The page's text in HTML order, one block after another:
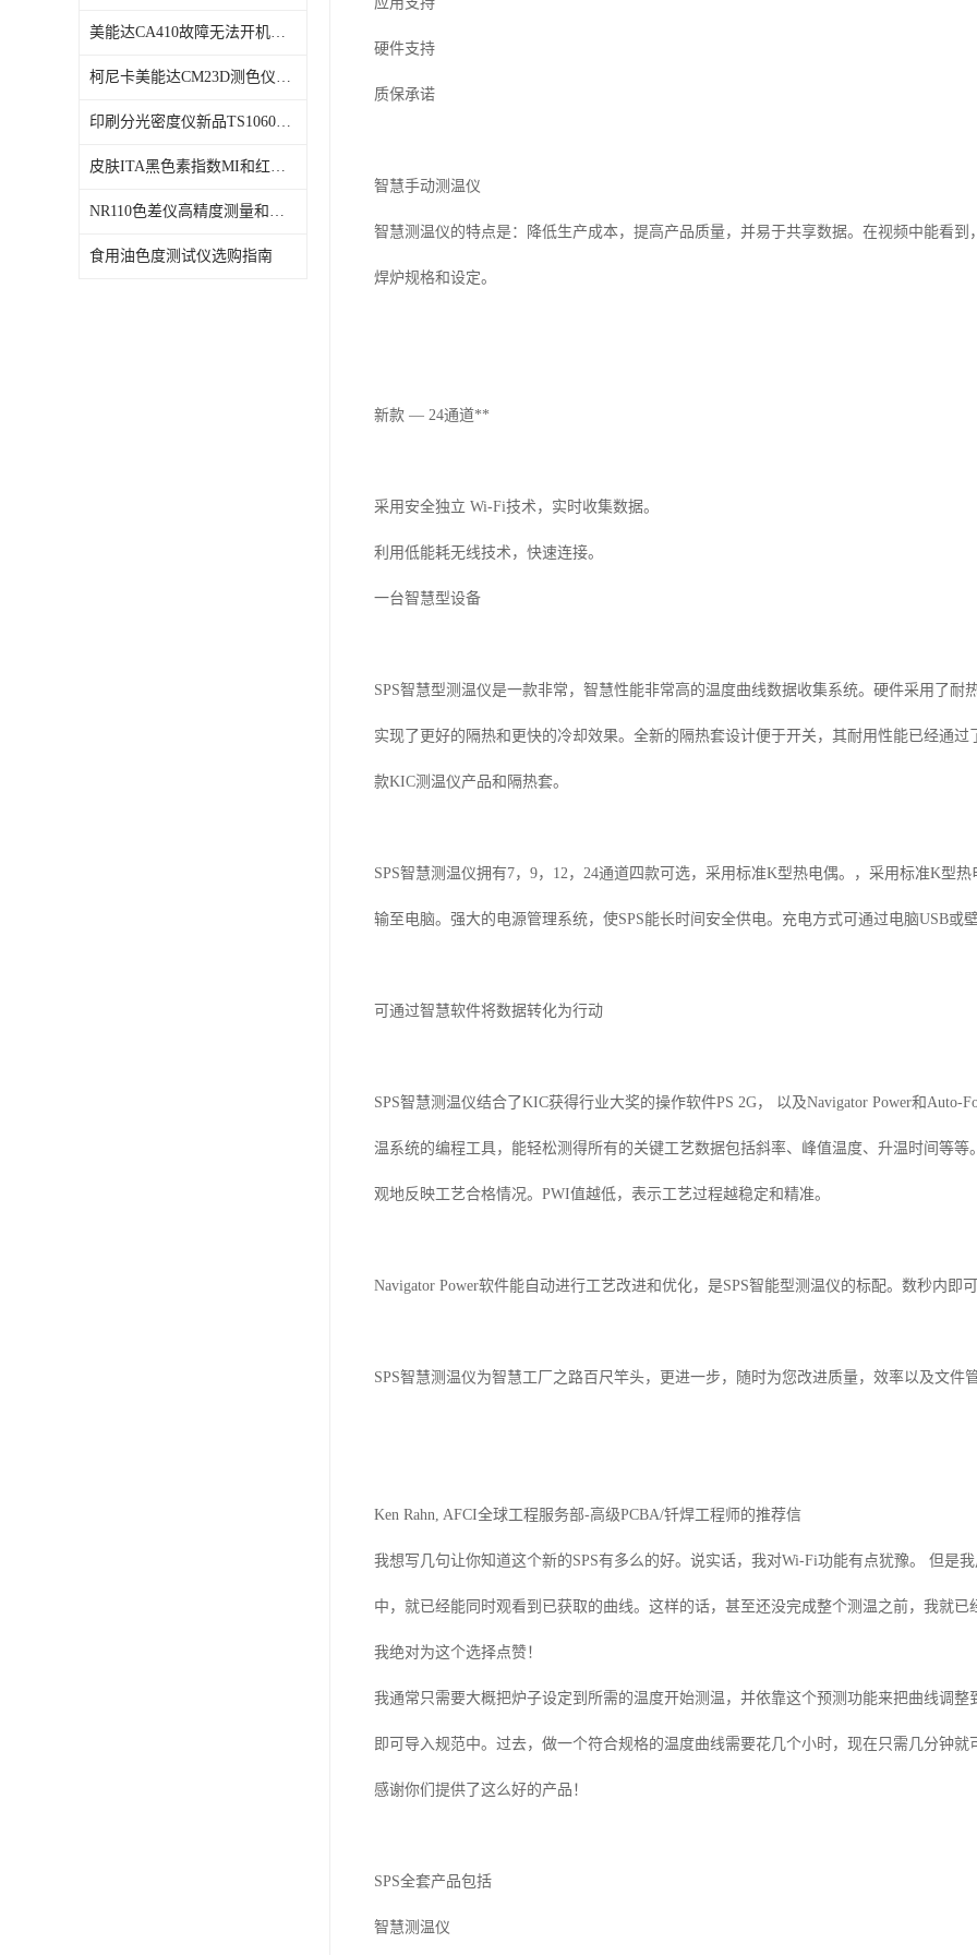
美能达CA410故障无法开机维修校准
柯尼卡美能达CM23D测色仪维修校正
印刷分光密度仪新品TS1060发布
皮肤ITA黑色素指数MI和红斑指数色差仪PS02发布
NR110色差仪高精度测量和智能分析lab色度
食用油色度测试仪选购指南
硬件支持
质保承诺
智慧手动测温仪
智慧测温仪的特点是：降低生产成本，提高产品质量，并易于共享数据。在视频中能看
焊炉规格和设定。
新款 — 24通道**
采用安全独立 Wi-Fi技术，实时收集数据。
利用低能耗无线技术，快速连接。
一台智慧型设备
SPS智慧型测温仪是一款非常，智慧性能非常高的温度曲线数据收集系统。硬件采用了耐
实现了更好的隔热和更快的冷却效果。全新的隔热套设计便于开关，其耐用性能已经通
款KIC测温仪产品和隔热套。
SPS智慧测温仪拥有7， 9， 12， 24通道四款可选，采用标准K型热电偶。，采用标准K型热
输至电脑。强大的电源管理系统，使SPS能长时间安全供电。充电方式可通过电脑USB或
可通过智慧软件将数据转化为行动
SPS智慧测温仪结合了KIC获得行业大奖的操作软件PS 2G， 以及Navigator Power和Auto-
温系统的编程工具，能轻松测得所有的关键工艺数据包括斜率、峰值温度、升温时间等
观地反映工艺合格情况。 PWI值越低，表示工艺过程越稳定和精准。
Navigator Power软件能自动进行工艺改进和优化，是SPS智能型测温仪的标配。数秒内即
SPS智慧测温仪为智慧工厂之路百尺竿头，更进一步，随时为您改进质量，效率以及文件
Ken Rahn, AFCI全球工程服务部-高级PCBA/钎焊工程师的推荐信
我想写几句让你知道这个新的SPS有多么的好。说实话，我对Wi-Fi功能有点犹豫。 但是
中，就已经能同时观看到已获取的曲线。这样的话，甚至还没完成整个测温之前，我就
我绝对为这个选择点赞！
我通常只需要大概把炉子设定到所需的温度开始测温，并依靠这个预测功能来把曲线调
即可导入规范中。过去，做一个符合规格的温度曲线需要花几个小时，现在只需几分钟就
感谢你们提供了这么好的产品！
SPS全套产品包括
智慧测温仪